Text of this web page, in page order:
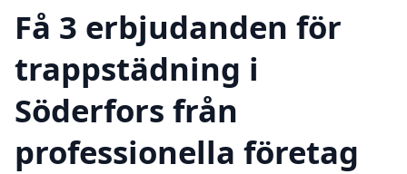
Få 3 erbjudanden för
trappstädning i
Söderfors från
professionella företag